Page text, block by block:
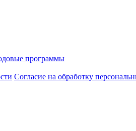
программы
Согласие на обработку